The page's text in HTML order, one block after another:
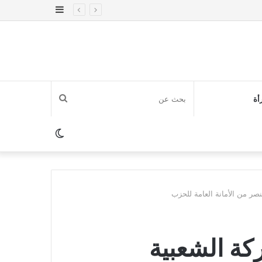
إضافة
بحث
عنالوضع
المظلم
من الأمانة العامة للحزب
الشعبية